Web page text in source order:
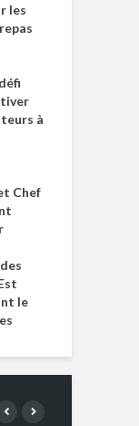
les
à
Chef
le